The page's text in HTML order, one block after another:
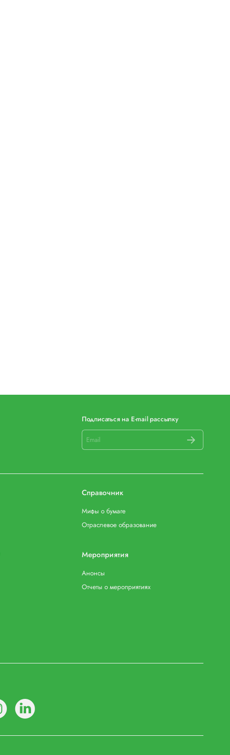
Подписаться на E-mail рассылку
Справочник
Мифы о бумаге
Отраслевое образование
Мероприятия
Анонсы
Отчеты о мероприятиях